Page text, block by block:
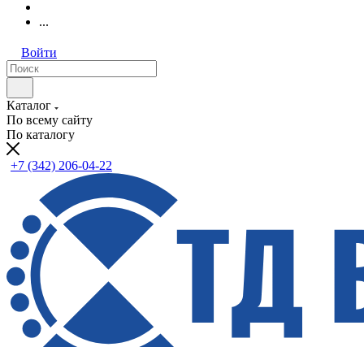
...
Войти
Каталог
По всему сайту
По каталогу
+7 (342) 206-04-22